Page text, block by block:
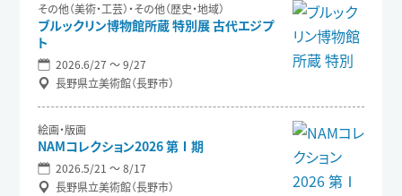
その他（美術・工芸）・その他（歴史・地域）
ブルックリン博物館所蔵 特別展 古代エジプ
ト
2026.6/27 〜 9/27
長野県立美術館（長野市）
絵画・版画
NAMコレクション2026 第Ⅰ期
2026.5/21 〜 8/17
長野県立美術館（長野市）